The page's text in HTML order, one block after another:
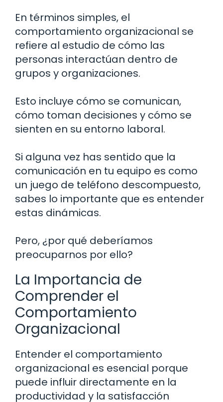
En términos simples, el
comportamiento organizacional se
refiere al estudio de cómo las
personas interactúan dentro de
grupos y organizaciones.
Esto incluye cómo se comunican,
cómo toman decisiones y cómo se
sienten en su entorno laboral.
Si alguna vez has sentido que la
comunicación en tu equipo es como
un juego de teléfono descompuesto,
sabes lo importante que es entender
estas dinámicas.
Pero, ¿por qué deberíamos
preocuparnos por ello?
La Importancia de
Comprender el
Comportamiento
Organizacional
Entender el comportamiento
organizacional es esencial porque
puede influir directamente en la
productividad y la satisfacción